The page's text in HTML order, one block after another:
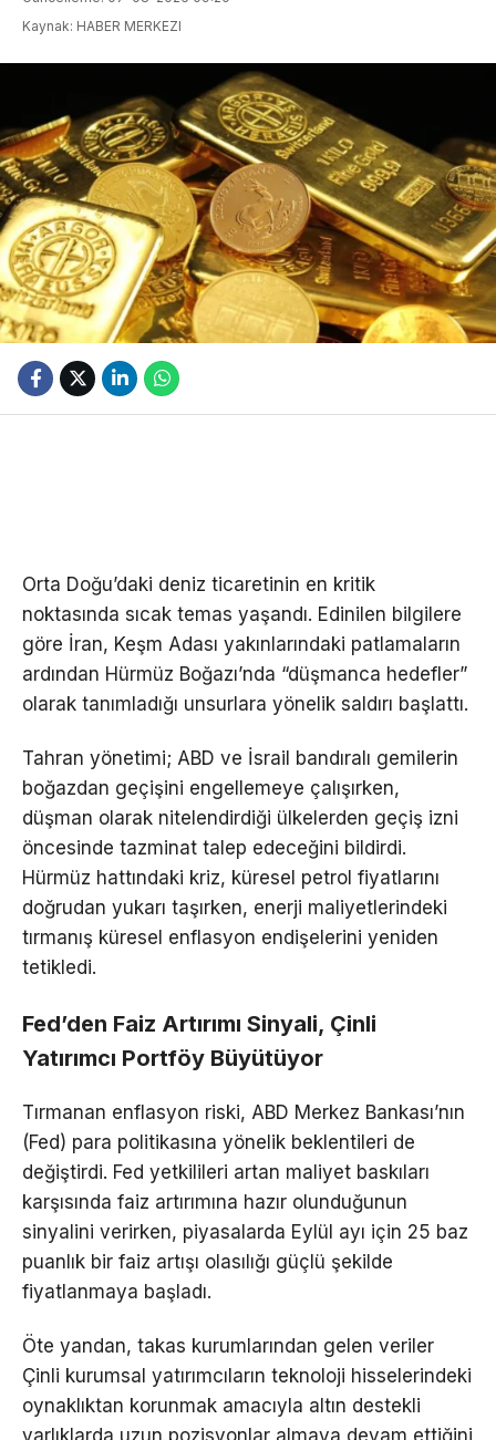
Kaynak: HABER MERKEZI
Orta Doğu’daki deniz ticaretinin en kritik
noktasında sıcak temas yaşandı. Edinilen bilgilere
göre İran, Keşm Adası yakınlarındaki patlamaların
ardından Hürmüz Boğazı’nda “düşmanca hedefler”
olarak tanımladığı unsurlara yönelik saldırı başlattı.
Tahran yönetimi; ABD ve İsrail bandıralı gemilerin
boğazdan geçişini engellemeye çalışırken,
düşman olarak nitelendirdiği ülkelerden geçiş izni
öncesinde tazminat talep edeceğini bildirdi.
Hürmüz hattındaki kriz, küresel petrol fiyatlarını
doğrudan yukarı taşırken, enerji maliyetlerindeki
tırmanış küresel enflasyon endişelerini yeniden
tetikledi.
Fed’den Faiz Artırımı Sinyali, Çinli
Yatırımcı Portföy Büyütüyor
Tırmanan enflasyon riski, ABD Merkez Bankası’nın
(Fed) para politikasına yönelik beklentileri de
değiştirdi. Fed yetkilileri artan maliyet baskıları
karşısında faiz artırımına hazır olunduğunun
sinyalini verirken, piyasalarda Eylül ayı için 25 baz
puanlık bir faiz artışı olasılığı güçlü şekilde
fiyatlanmaya başladı.
Öte yandan, takas kurumlarından gelen veriler
Çinli kurumsal yatırımcıların teknoloji hisselerindeki
oynaklıktan korunmak amacıyla altın destekli
varlıklarda uzun pozisyonlar almaya devam ettiğini